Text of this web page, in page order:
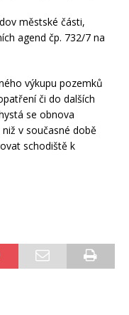
městské části,
agend čp. 732/7 na
výkupu pozemků
či do dalších
se obnova
v současné době
schodiště k